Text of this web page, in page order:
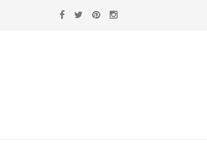
Skip to navigation